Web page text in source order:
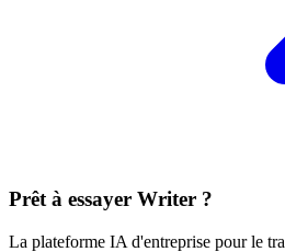
Prêt à essayer Writer ?
La plateforme IA d'entreprise pour le